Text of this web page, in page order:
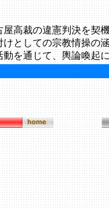
裁の違憲判決を契
としての宗教情操
を通じて、輿論喚起